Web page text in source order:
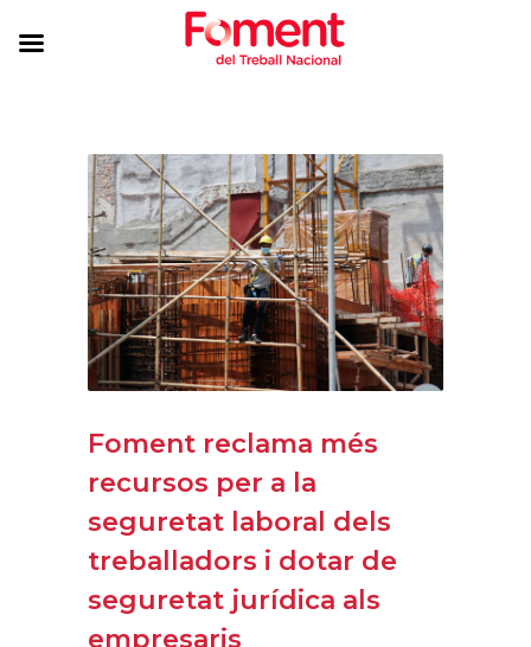
Foment reclama més
recursos per a la
seguretat laboral dels
treballadors i dotar de
seguretat jurídica als
empresaris